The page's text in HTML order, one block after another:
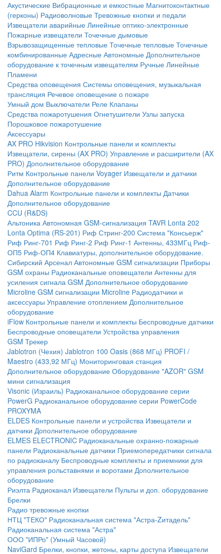
Акустические Вибрационные и емкостные Магнитоконтактные
(герконы) Радиоволновые Тревожные кнопки и педали
Извещатели аварийные Линейные оптико-электронные
Пожарные извещатели Точечные дымовые
Взрывозащищенные тепловые Точечные тепловые Точечные
комбинированные Адресные Автономные Дополнительное
оборудование к точечным извещателям Ручные Линейные
Пламени
Средства оповещения Системы оповещения, музыкальная
трансляция Речевое оповещение о пожаре
Умный дом Выключатели Реле Клапаны
Средства пожаротушения Огнетушители Узлы запуска
Порошковое пожаротушение
Аксессуары
AX PRO Hikvision Контрольные панели и комплекты
Извещатели, сирены (AX PRO) Управление и расширители (AX
PRO) Дополнительное оборудование
Ритм Контрольные панели Voyager Извещатели и датчики
Дополнительное оборудование
Dahua Alarm Контрольные панели и комплекты Датчики
Дополнительное оборудование
CCU (R&DS)
Альтоника Автономная GSM-сигнализация TAVR Lonta 202
Lonta Optima (RS-201) Риф Стринг-200 Система "Консьерж"
Риф Ринг-701 Риф Ринг-2 Риф Ринг-1 Антенны, 433МГц Риф-
ОП5 Риф-ОП4 Клавиатуры, дополнительное оборудование.
Сибирский Арсенал Автономные GSM сигнализации Приборы
GSM охраны Радиоканальные оповещатели Антенны для
усиления сигнала GSM Дополнительное оборудование
Microline GSM cигнализации Microline Радиодатчики и
аксессуары Управление отоплением Дополнительное
оборудование
iFlow Контрольные панели и комплекты Беспроводные датчики
Беспроводные оповещатели Устройства управления
GSM Трекер
Jablotron (Чехия) Jablotron 100 Oasis (868 МГц) PROFI /
Maestro (433,92 МГц) Мониторинговая станция
Дополнительное оборудование Оборудование "AZOR" GSM
мини сигнализация
Visonic (Израиль) Радиоканальное оборудование серии
PowerG Радиоканальное оборудование серии PowerCode
PROXYMA
ELDES Контрольные панели и устройства Извещатели и
датчики Дополнительное оборудование
ELMES ELECTRONIC Радиоканальные охранно-пожарные
панели Радиоканальные датчики Приемопередатчики сигнала
по радиоканалу Беспроводные комплекты и приемники для
управления рольставнями и воротами Дополнительное
оборудование
Риэлта Радиоканал Извещатели Пульты и доп. оборудование
Брелки
Радио тревожные кнопки
НТЦ "ТЕКО" Радиоканальная система "Астра-Zитадель"
Радиоканальная система "Астра"
ООО "ИПРо" (Умный Часовой)
NaviGard Брелки, кнопки, жетоны, карты доступа Извещатели